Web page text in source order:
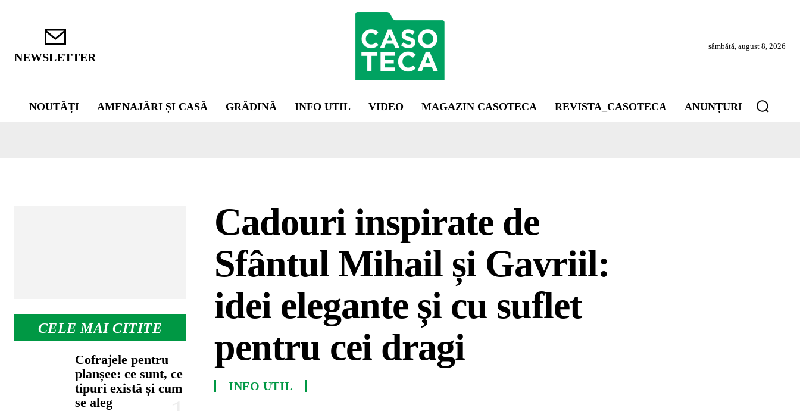
NEWSLETTER
sâmbătă, august 8, 2026
NOUTĂȚI AMENAJĂRI ȘI CASĂ GRĂDINĂ INFO UTIL VIDEO MAGAZIN CASOTECA REVISTA_CASOTECA ANUNȚURI
CELE MAI CITITE
Cofrajele pentru
planșee: ce sunt, ce
tipuri există și cum
se aleg
Cadouri inspirate de
Sfântul Mihail și Gavriil:
idei elegante și cu suflet
pentru cei dragi
INFO UTIL